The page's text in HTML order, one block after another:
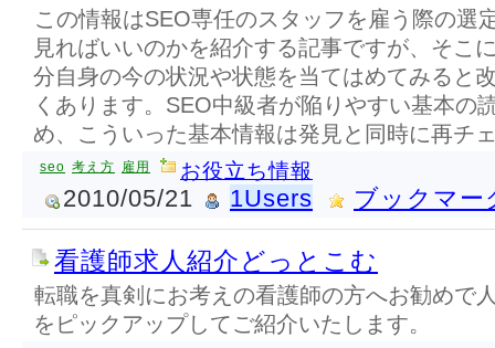
この情報はSEO専任のスタッフを雇う際の選
見ればいいのかを紹介する記事ですが、そこ
分自身の今の状況や状態を当てはめてみると
くあります。SEO中級者が陥りやすい基本の
め、こういった基本情報は発見と同時に再チ
seo 考え方 雇用 お役立ち情報
2010/05/21 1Users ブックマー
看護師求人紹介どっとこむ
転職を真剣にお考えの看護師の方へお勧めで
をピックアップしてご紹介いたします。